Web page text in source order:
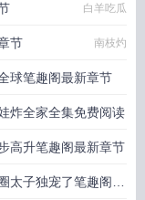
白羊吃瓜
白羊吃瓜
节 南枝灼
球笔趣阁最新章节
南枝灼
炸全家全集免费阅读
白羊吃瓜
高升笔趣阁最新章节
404大胖蟹
太子独宠了笔趣阁最